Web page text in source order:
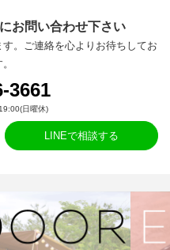
お問い合わせ下さい
。ご連絡を心よりお待ちしてお
3661
日曜休)
LINEで相談する